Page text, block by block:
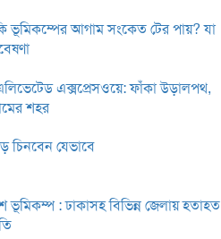
কি ভূমিকম্পের আগাম সংকেত টের পায়? যা
এলিভেটেড এক্সপ্রেসওয়ে: ফাঁকা উড়ালপথ,
শহর
যেভাবে
ভূমিকম্প : ঢাকাসহ বিভিন্ন জেলায় হতাহত